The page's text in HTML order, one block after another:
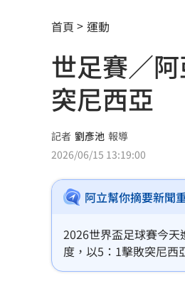
品牌如何用
上海抽驗嫁接
鴻海最強單月營
中國祭出入境新
指追星沒邊界！
南韓軍方：北韓
獨／全台最大
PO柯文哲慶生
首頁 運動
世足賽／
突尼西亞
記者 劉彥池 報導
2026/06/15 13:19:00
阿立幫你摘要新聞
2026世界盃足球賽今
度，以5：1擊敗突尼西